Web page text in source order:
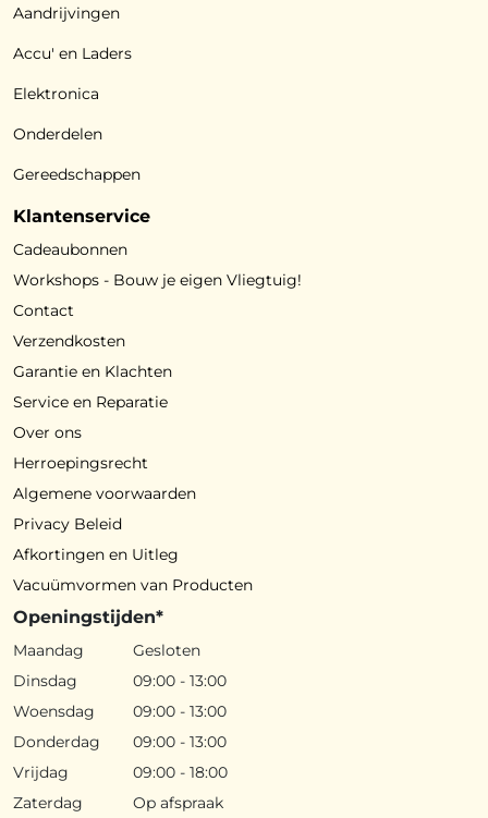
Aandrijvingen
Accu' en Laders
Elektronica
Onderdelen
Gereedschappen
Klantenservice
Cadeaubonnen
Workshops - Bouw je eigen Vliegtuig!
Contact
Verzendkosten
Garantie en Klachten
Service en Reparatie
Over ons
Herroepingsrecht
Algemene voorwaarden
Privacy Beleid
Afkortingen en Uitleg
Vacuümvormen van Producten
Openingstijden*
Maandag
Gesloten
Dinsdag
09:00 - 13:00
Woensdag
09:00 - 13:00
Donderdag
09:00 - 13:00
Vrijdag
09:00 - 18:00
Zaterdag
Op afspraak